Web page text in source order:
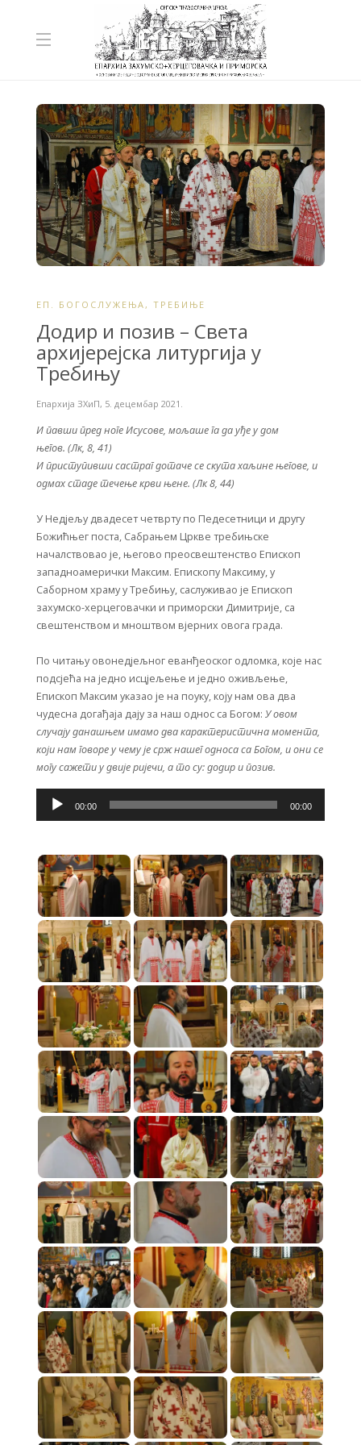
ЕП. БОГОСЛУЖЕЊА, ТРЕБИЊЕ
Додир и позив – Света
архијерејска литургија у
Требињу
Епархија ЗХиП, 5. децембар 2021.
И павши пред ноге Исусове, мољаше га да уђе у дом
његов. (Лк, 8, 41)
И приступивши састраг дотаче се скута хаљине његове, и
одмах стаде течење крви њене. (Лк 8, 44)
У Недјељу двадесет четврту по Педесетници и другу
Божићњег поста, Сабрањем Цркве требињске
началствовао је, његово преосвештенство Епископ
западноамерички Максим. Епископу Максиму, у
Саборном храму у Требињу, саслуживао је Епископ
захумско-херцеговачки и приморски Димитрије, са
свештенством и мноштвом вјерних овога града.
По читању овонедјељног еванђеоског одломка, које нас
подсјећа на једно исцјељење и једно оживљење,
Епископ Максим указао је на поуку, коју нам ова два
чудесна догађаја дају за наш однос са Богом: У овом
случају данашњем имамо два карактеристична момента,
који нам говоре у чему је срж нашег односа са Богом, и они се
могу сажети у двије ријечи, а то су: додир и позив.
Прегледач
звучних
записа
00:00 00:00